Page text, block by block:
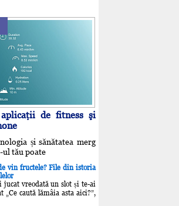
de fitness şi
și sănătatea merg
ul tău poate
vin fructele? File din istoria
jucat vreodată un slot și te-ai
„Ce caută lămâia asta aici?”,